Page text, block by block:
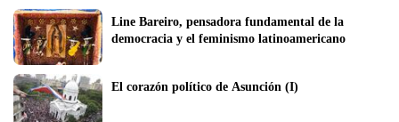
Line Bareiro, pensadora fundamental de la
El corazón político de Asunción (I)